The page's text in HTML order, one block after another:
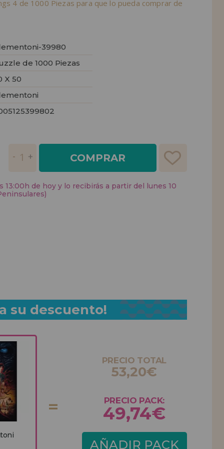
4 de 1000 Piezas para que lo pueda comprar de
39980
de 1000 Piezas
X 50
COMPRAR
13:00h de hoy y lo recibirás a partir del lunes 10
su descuento!
PRECIO TOTAL
53,20€
PRECIO PACK:
49,74€
AÑADIR PACK